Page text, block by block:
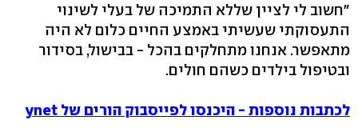
"חשוב לי לציין שללא התמיכה של בעלי לשינוי
התעסוקתי שעשיתי באמצע החיים כלום לא היה
מתאפשר. אנחנו מתחלקים בהכל - בבישול, בסידור
ובטיפול בילדים כשהם חולים.
לכתבות נוספות - היכנסו לפייסבוק הורים של ynet